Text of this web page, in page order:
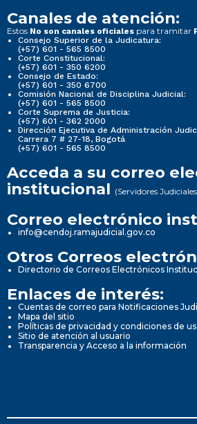
Canales de atención:
Estos No son canales oficiales para tramitar
Consejo Superior de la Judicatura:
(+57) 601 - 565 8500
Corte Constitucional:
(+57) 601 - 350 6200
Consejo de Estado:
(+57) 601 - 350 6700
Comisión Nacional de Disciplina Judicial:
(+57) 601 - 565 8500
Corte Suprema de Justicia:
(+57) 601 - 362 2000
Dirección Ejecutiva de Administración
Carrera 7 # 27-18, Bogotá
(+57) 601 - 565 8500
Acceda a su correo
institucional (Servidores
Correo electrónico
info@cendoj.ramajudicial.gov.co
Otros Correos
Directorio de Correos Electrónicos
Enlaces de interés:
Cuentas de correo para Notificaciones
Mapa del sitio
Políticas de privacidad y condiciones de
Sitio de atención al usuario
Transparencia y Acceso a la información